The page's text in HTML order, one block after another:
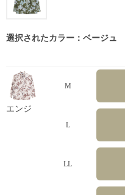
選択されたカラー：ベージュ
エンジ
M
L
LL